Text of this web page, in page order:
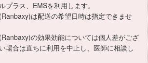
プラス、EMSを利用します。
は配送の希望日時は指定できませ
の効果効能については個人差がござ
場合は直ちに利用を中止し、医師に相談し